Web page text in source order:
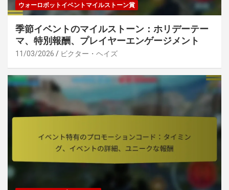
ウォーロボットイベントマイルストーン賞
季節イベントのマイルストーン：ホリデーテー
マ、特別報酬、プレイヤーエンゲージメント
11/03/2026 ビクター・ヘイズ